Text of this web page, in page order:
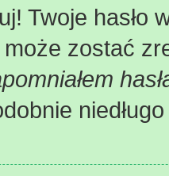
Twoje hasło
zostać